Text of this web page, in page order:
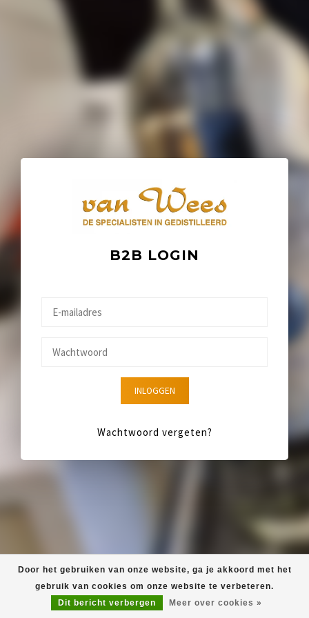
B2B LOGIN
INLOGGEN
Wachtwoord vergeten?
Door het gebruiken van onze website, ga je akkoord met het
gebruik van cookies om onze website te verbeteren.
Dit bericht verbergen
Meer over cookies »